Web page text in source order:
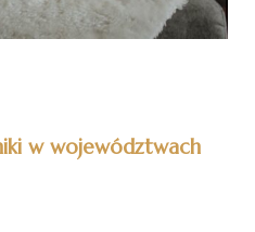
w województwach